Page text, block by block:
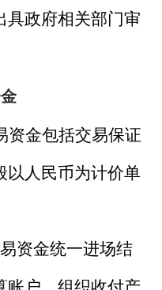
具政府相关部门审
资金包括交易保证
以人民币为计价单
资金统一进场结